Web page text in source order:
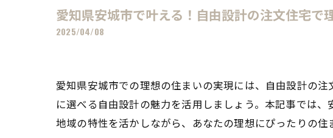
愛知県安城市で叶える！自由設計の注文住宅で
2025/04/08
愛知県安城市での理想の住まいの実現には、自由設計の
に選べる自由設計の魅力を活用しましょう。本記事では
地域の特性を活かしながら、あなたの理想にぴったりの住